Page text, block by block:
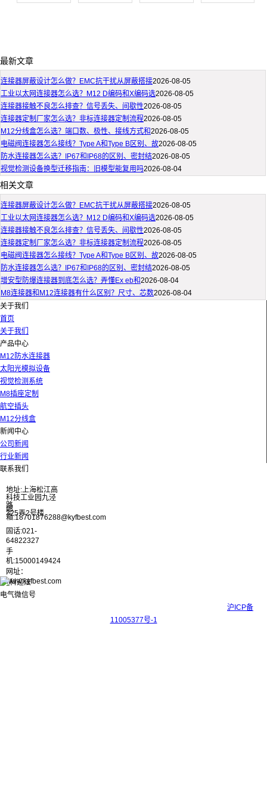
最新文章
连接器屏蔽设计怎么做？EMC抗干扰从屏蔽搭接2026-08-05
工业以太网连接器怎么选？M12 D编码和X编码选2026-08-05
连接器接触不良怎么排查？信号丢失、间歇性2026-08-05
连接器定制厂家怎么选？非标连接器定制流程2026-08-05
M12分线盒怎么选？端口数、极性、接线方式和2026-08-05
电磁阀连接器怎么接线？Type A和Type B区别、故2026-08-05
防水连接器怎么选？IP67和IP68的区别、密封结2026-08-05
视觉检测设备换型迁移指南：旧模型能复用吗2026-08-04
相关文章
连接器屏蔽设计怎么做？EMC抗干扰从屏蔽搭接2026-08-05
工业以太网连接器怎么选？M12 D编码和X编码选2026-08-05
连接器接触不良怎么排查？信号丢失、间歇性2026-08-05
连接器定制厂家怎么选？非标连接器定制流程2026-08-05
电磁阀连接器怎么接线？Type A和Type B区别、故2026-08-05
防水连接器怎么选？IP67和IP68的区别、密封结2026-08-05
增安型防爆连接器到底怎么选？弄懂Ex eb和2026-08-04
M8连接器和M12连接器有什么区别？尺寸、芯数2026-08-04
关于我们
首页
关于我们
产品中心
M12防水连接器
太阳光模拟设备
视觉检测系统
M8插座定制
航空插头
M12分线盒
新闻中心
公司新闻
行业新闻
联系我们
地址:上海松江高
科技工业园九泾
路
325弄2号楼
邮
箱:18701876288@kyfbest.com
固话:021-
64822327
手
机:15000149424
网址：
www.kyfbest.com
沪ICP备
11005377号-1